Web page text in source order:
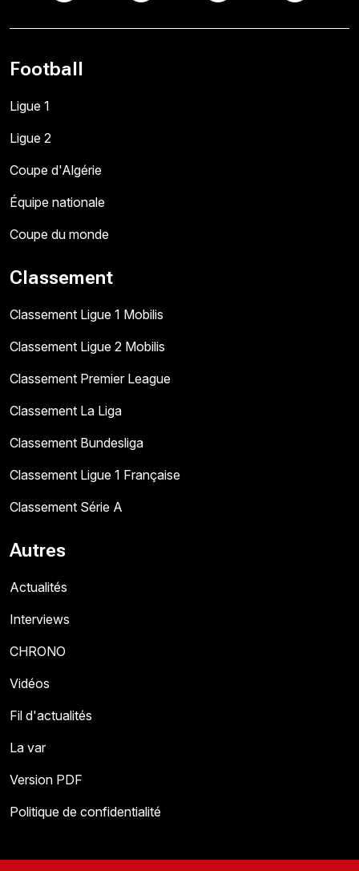
Football
Ligue 1
Ligue 2
Coupe d'Algérie
Équipe nationale
Coupe du monde
Classement
Classement Ligue 1 Mobilis
Classement Ligue 2 Mobilis
Classement Premier League
Classement La Liga
Classement Bundesliga
Classement Ligue 1 Française
Classement Série A
Autres
Actualités
Interviews
CHRONO
Vidéos
Fil d'actualités
La var
Version PDF
Politique de confidentialité